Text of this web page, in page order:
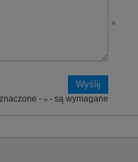
- - są wymagane